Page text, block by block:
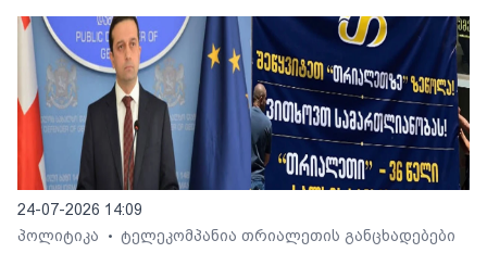
24-07-2026 14:09
პოლიტიკა
• ტელეკომპანია თრიალეთის განცხადებები